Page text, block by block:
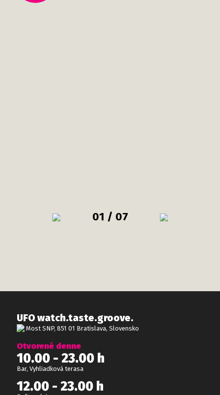
01 / 07
UFO watch.taste.groove.
Most SNP, 851 01 Bratislava, Slovensko
Otvorené denne
10.00 - 23.00 h
Bar, Vyhliadková terasa
12.00 - 23.00 h